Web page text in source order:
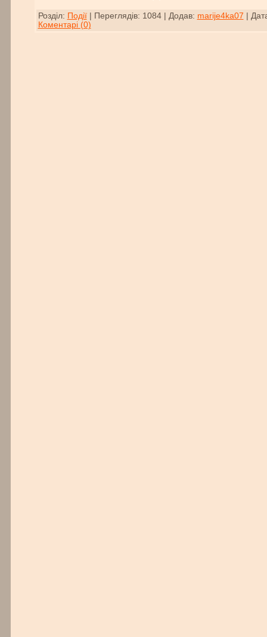
Розділ: Події| Переглядів: 1084| Додав: marije4ka07
Коментарі (0)